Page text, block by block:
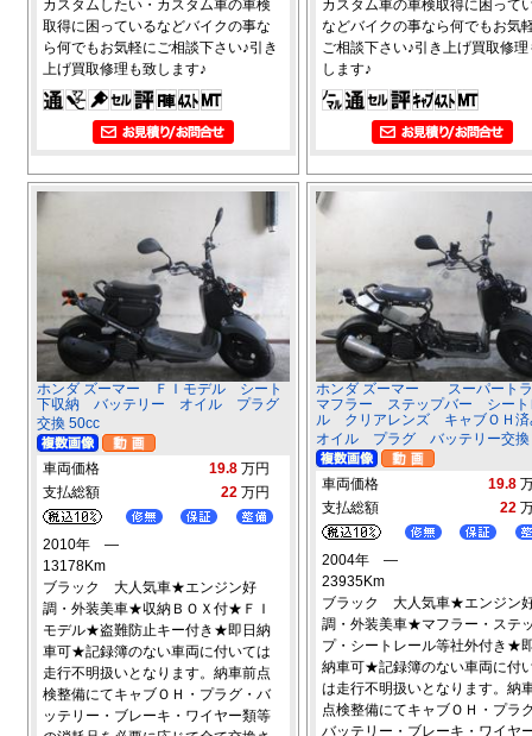
カスタムしたい・カスタム車の車検
取得に困っているなどバイクの事な
ら何でもお気軽にご相談下さい♪引き
上げ買取修理も致します♪
カスタム車の車検取得に困って
などバイクの事なら何でもお気
ご相談下さい♪引き上げ買取修理
します♪
ホンダ ズーマー ＦＩモデル シート
下収納 バッテリー オイル プラグ
交換 50cc
車両価格 19.8 万円
支払総額
22 万円
2010年 ―
13178Km
ブラック 大人気車★エンジン好
調・外装美車★収納ＢＯＸ付★ＦＩ
モデル★盗難防止キー付き★即日納
車可★記録簿のない車両に付いては
走行不明扱いとなります。納車前点
検整備にてキャブＯＨ・プラグ・バ
ッテリー・ブレーキ・ワイヤー類等
ホンダ ズーマー スーパート
マフラー ステップバー シート
ル クリアレンズ キャブＯＨ
オイル プラグ バッテリー交換
車両価格 19.8
支払総額
22
2004年 ―
23935Km
ブラック 大人気車★エンジン
調・外装美車★マフラー・ステ
プ・シートレール等社外付き★
納車可★記録簿のない車両に付
は走行不明扱いとなります。納
点検整備にてキャブＯＨ・プラ
バッテリー・ブレーキ・ワイヤ